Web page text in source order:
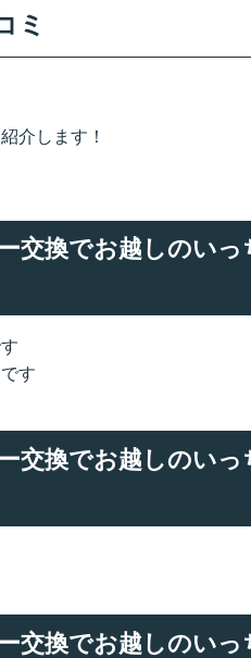
ミ
介します！
交換でお越しのい
す
交換でお越しのい
交換でお越しのい